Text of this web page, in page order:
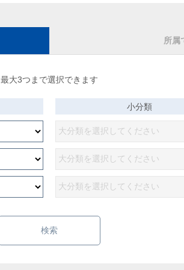
所属
最大3つまで選択できます
小分類
検索